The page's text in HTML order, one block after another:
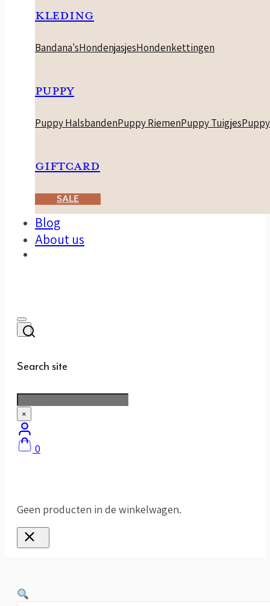
KLEDING
Bandana'sHondenjasjesHondenkettingen
PUPPY
Puppy HalsbandenPuppy RiemenPuppy Tuigjes
GIFTCARD
SALE
Blog
About us
Search site
Zoeken
×
0
Geen producten in de winkelwagen.